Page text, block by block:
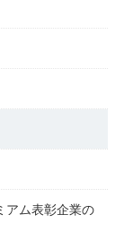
アム表彰企業の